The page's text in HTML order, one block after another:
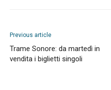
Previous article
Trame Sonore: da martedì in
vendita i biglietti singoli